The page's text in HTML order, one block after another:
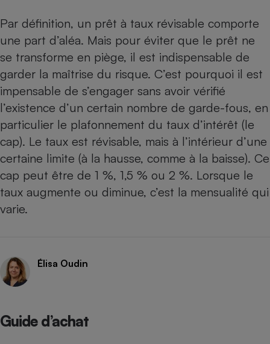
Par définition, un prêt à taux révisable comporte
une part d’aléa. Mais pour éviter que le prêt ne
se transforme en piège, il est indispensable de
garder la maîtrise du risque. C’est pourquoi il est
impensable de s’engager sans avoir vérifié
l’existence d’un certain nombre de garde-fous, en
particulier le plafonnement du taux d’intérêt (le
cap). Le taux est révisable, mais à l’intérieur d’une
certaine limite (à la hausse, comme à la baisse). Ce
cap peut être de 1 %, 1,5 % ou 2 %. Lorsque le
taux augmente ou diminue, c’est la mensualité qui
varie.
Élisa Oudin
Guide d’achat